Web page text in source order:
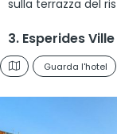
sulla terrazza del
3. Esperides Ville
Guarda l'hotel